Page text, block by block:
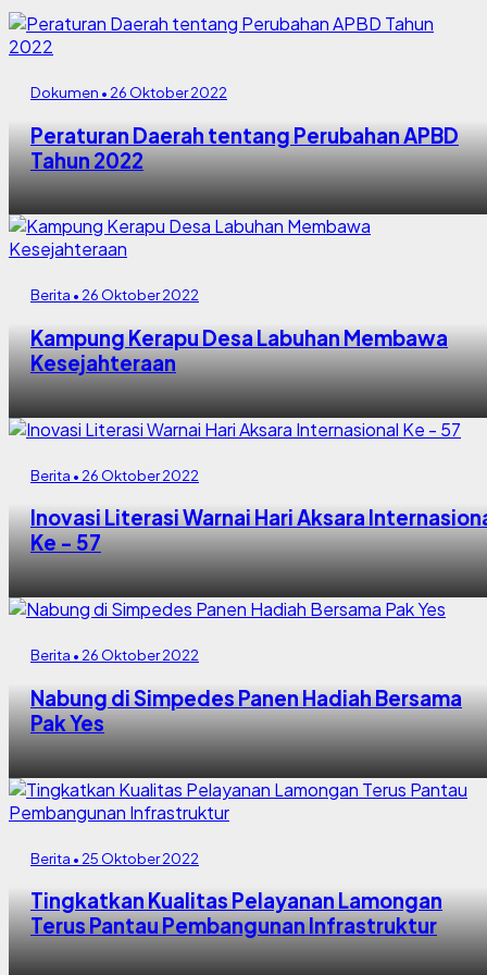
Dokumen • 26 Oktober 2022
Peraturan Daerah tentang Perubahan APBD
Tahun 2022
Berita • 26 Oktober 2022
Kampung Kerapu Desa Labuhan Membawa
Kesejahteraan
Berita • 26 Oktober 2022
Inovasi Literasi Warnai Hari Aksara
Ke - 57
Berita • 26 Oktober 2022
Nabung di Simpedes Panen Hadiah Bersama
Pak Yes
Berita • 25 Oktober 2022
Tingkatkan Kualitas Pelayanan Lamongan
Terus Pantau Pembangunan Infrastruktur